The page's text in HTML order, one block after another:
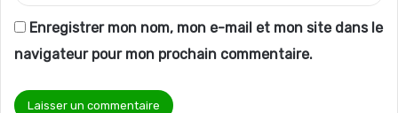
Enregistrer mon nom, mon e-mail et mon site dans le
navigateur pour mon prochain commentaire.